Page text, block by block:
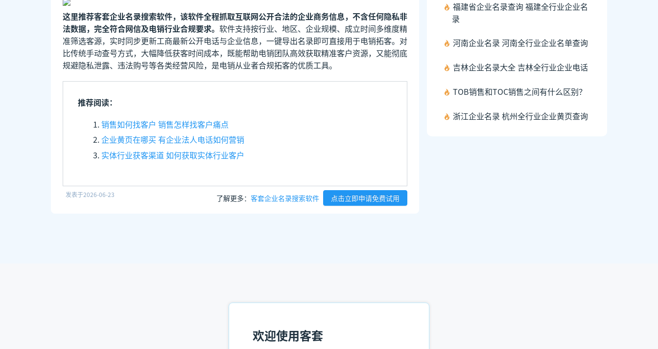
这里推荐客套企业名录搜索软件，该软件全程抓取互联网公开合法的企业商务信息，不含任何隐私非
法数据，完全符合网信及电销行业合规要求。 软件支持按行业、地区、企业规模、成立时间多维度精
准筛选客源，实时同步更新工商最新公开电话与企业信息，一键导出名录即可直接用于电销拓客。对
比传统手动查号方式，大幅降低获客时间成本，既能帮助电销团队高效获取精准客户资源，又能彻底
规避隐私泄露、违法购号等各类经营风险，是电销从业者合规拓客的优质工具。
推荐阅读：
销售如何找客户 销售怎样找客户痛点
企业黄页在哪买 有企业法人电话如何营销
实体行业获客渠道 如何获取实体行业客户
发表于2026-06-23 了解更多： 客套企业名录搜索软件 点击立即申请免费试用
福建省企业名录查询 福建全行业企业名
录
河南企业名录 河南全行业企业名单查询
吉林企业名录大全 吉林全行业企业电话
TOB销售和TOC销售之间有什么区别？
浙江企业名录 杭州全行业企业黄页查询
欢迎使用客套